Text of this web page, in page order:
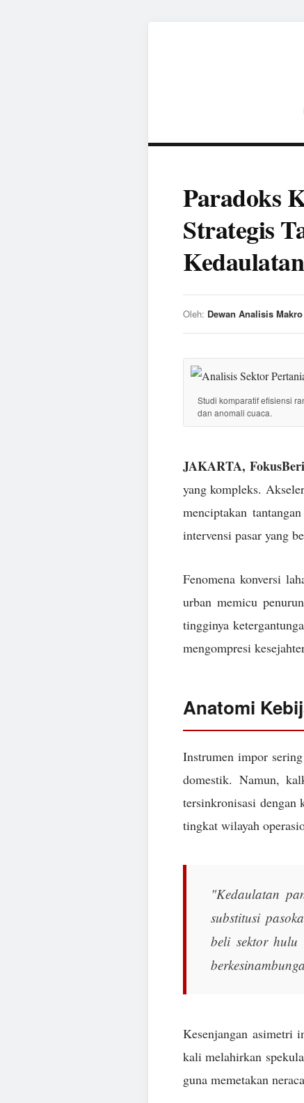
Paradoks
Strategis
Oleh: Dewan Analisis
Studi komparatif efisiensi
dan anomali cuaca.
JAKARTA,
yang kompleks.
menciptakan
intervensi pasar yang
Fenomena konversi
urban memicu
tingginya
mengompresi
Anatomi
Instrumen impor
domestik. Namun,
tersinkronisasi dengan
tingkat wilayah
"Kedaulatan
substitusi
beli sektor hulu
Kesenjangan asimetri
kali melahirkan
guna memetakan